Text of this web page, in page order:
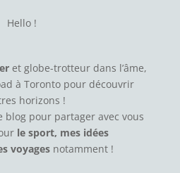
Hello !
et globe-trotteur dans l’âme,
à Toronto pour découvrir
horizons !
blog pour partager avec vous
le sport, mes idées
voyagesnotamment !